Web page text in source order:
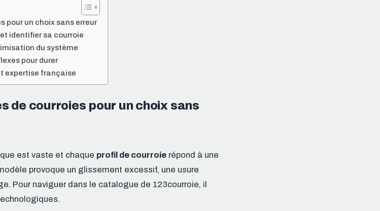
pour un choix sans erreur
identifier sa courroie
du système
pour durer
expertise française
de courroies pour un choix sans
est vaste et chaque profil de courroie répond à une
provoque un glissement excessif, une usure
Pour naviguer dans le catalogue de 123courroie, il